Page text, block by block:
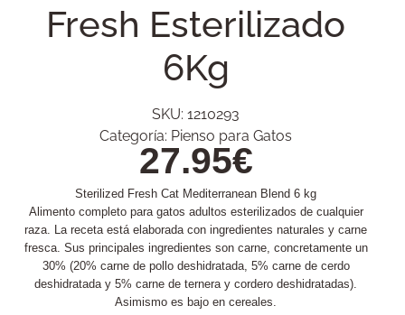
Fresh Esterilizado
6Kg
SKU: 1210293
Categoría: Pienso para Gatos
27.95€
Sterilized Fresh Cat Mediterranean Blend 6 kg
Alimento completo para gatos adultos esterilizados de cualquier
raza. La receta está elaborada con ingredientes naturales y carne
fresca. Sus principales ingredientes son carne, concretamente un
30% (20% carne de pollo deshidratada, 5% carne de cerdo
deshidratada y 5% carne de ternera y cordero deshidratadas).
Asimismo es bajo en cereales.